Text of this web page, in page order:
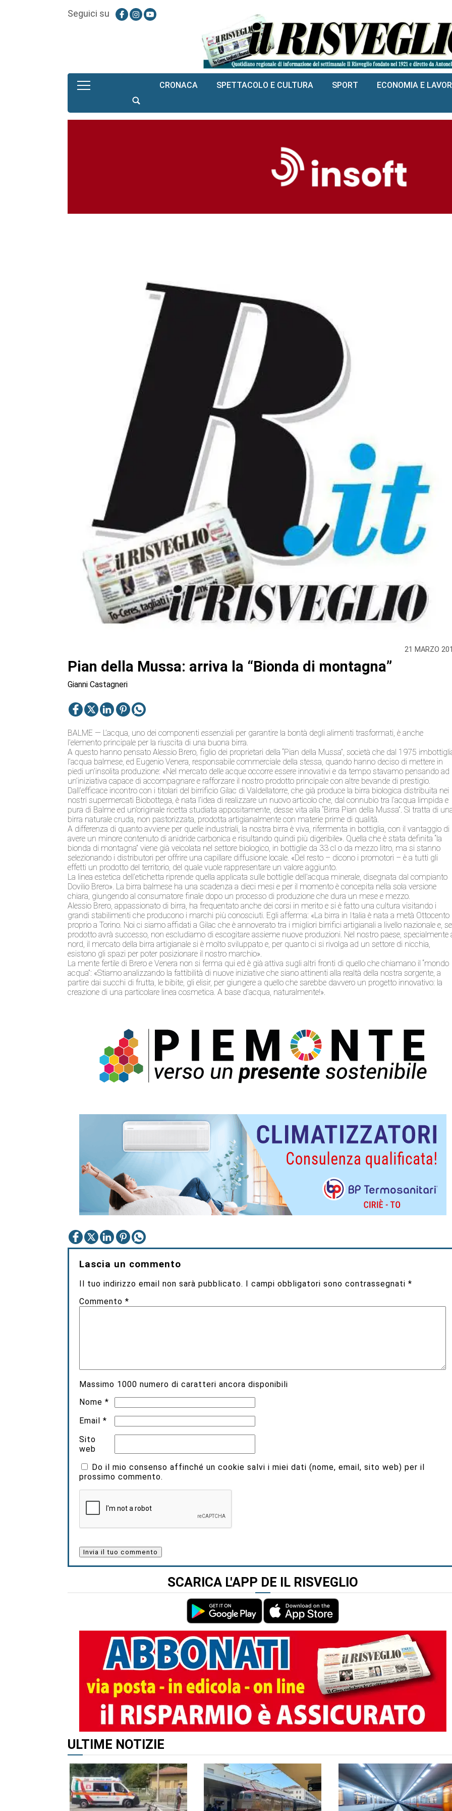
Seguici su
CRONACA SPETTACOLO E CULTURA SPORT ECONOMIA E
21 MARZO
Pian della Mussa: arriva la “Bionda di montagna”
Gianni Castagneri
BALME — L’acqua, uno dei componenti essenziali per garantire la bontà degli alimenti trasformati, è anche
l’elemento principale per la riuscita di una buona birra.
A questo hanno pensato Alessio Brero, figlio dei proprietari della “Pian della Mussa”, società che dal 1975
l’acqua balmese, ed Eugenio Venera, responsabile commerciale della stessa, quando hanno deciso di mettere in
piedi un’insolita produzione: «Nel mercato delle acque occorre essere innovativi e da tempo stavamo pensando ad
un’iniziativa capace di accompagnare e rafforzare il nostro prodotto principale con altre bevande di prestigio.
Dall’efficace incontro con i titolari del birrificio Gilac di Valdellatorre, che già produce la birra biologica distribuita nei
nostri supermercati Biobottega, è nata l’idea di realizzare un nuovo articolo che, dal connubio tra l’acqua limpida e
pura di Balme ed un’originale ricetta studiata appositamente, desse vita alla “Birra Pian della Mussa”. Si tratta di
birra naturale cruda, non pastorizzata, prodotta artigianalmente con materie prime di qualità.
A differenza di quanto avviene per quelle industriali, la nostra birra è viva, rifermenta in bottiglia, con il vantaggio di
avere un minore contenuto di anidride carbonica e risultando quindi più digeribile». Quella che è stata definita “la
bionda di montagna” viene già veicolata nel settore biologico, in bottiglie da 33 cl o da mezzo litro, ma si stanno
selezionando i distributori per offrire una capillare diffusione locale. «Del resto – dicono i promotori – è a tutti gli
effetti un prodotto del territorio, del quale vuole rappresentare un valore aggiunto.
La linea estetica dell’etichetta riprende quella applicata sulle bottiglie dell’acqua minerale, disegnata dal compianto
Dovilio Brero». La birra balmese ha una scadenza a dieci mesi e per il momento è concepita nella sola versione
chiara, giungendo al consumatore finale dopo un processo di produzione che dura un mese e mezzo.
Alessio Brero, appassionato di birra, ha frequentato anche dei corsi in merito e si è fatto una cultura visitando i
grandi stabilimenti che producono i marchi più conosciuti. Egli afferma: «La birra in Italia è nata a metà Ottocento
proprio a Torino. Noi ci siamo affidati a Gilac che è annoverato tra i migliori birrifici artigianali a livello nazionale e,
prodotto avrà successo, non escludiamo di escogitare assieme nuove produzioni. Nel nostro paese, specialmente
nord, il mercato della birra artigianale si è molto sviluppato e, per quanto ci si rivolga ad un settore di nicchia,
esistono gli spazi per poter posizionare il nostro marchio».
La mente fertile di Brero e Venera non si ferma qui ed è già attiva sugli altri fronti di quello che chiamano il “mondo
acqua”: «Stiamo analizzando la fattibilità di nuove iniziative che siano attinenti alla realtà della nostra sorgente, a
partire dai succhi di frutta, le bibite, gli elisir, per giungere a quello che sarebbe davvero un progetto innovativo: la
creazione di una particolare linea cosmetica. A base d’acqua, naturalmente!».
Lascia un commento
Il tuo indirizzo email non sarà pubblicato. I campi obbligatori sono contrassegnati*
Commento*
Massimo 1000 numero di caratteri ancora disponibili
Nome*
Email*
Sito
web
Do il mio consenso affinché un cookie salvi i miei dati (nome, email, sito web) per il
prossimo commento.
SCARICA L'APP DE IL RISVEGLIO
ALTRI ARTICOLI DI QUESTO AUTORE
ULTIME NOTIZIE